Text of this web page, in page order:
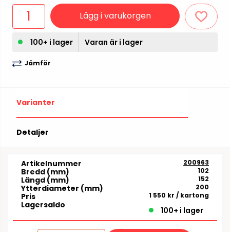
Lägg i varukorgen
100+ i lager Varan är i lager
Jämför
Varianter
Detaljer
Artikelnummer 200963
Bredd (mm) 102
Längd (mm) 152
Ytterdiameter (mm) 200
Pris 1 550 kr / kartong
Lagersaldo
100+ i lager